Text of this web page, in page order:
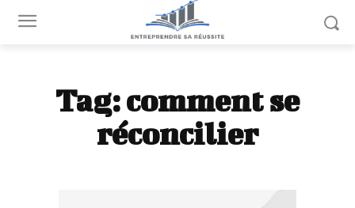
Tag:comment se
réconcilier